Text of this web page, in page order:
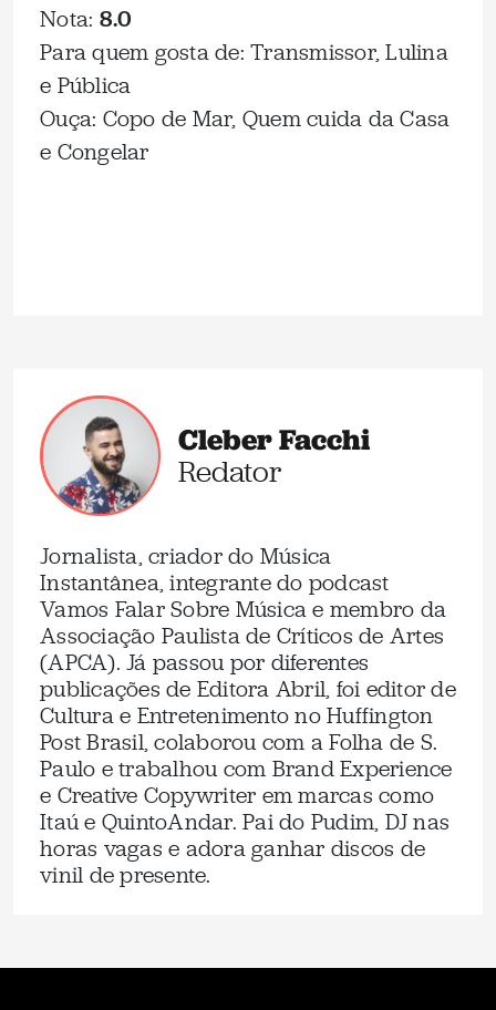
Nota: 8.0
Para quem gosta de: Transmissor, Lulina
e Pública
Ouça: Copo de Mar, Quem cuida da Casa
e Congelar
Cleber Facchi
Redator
Jornalista, criador do Música
Instantânea, integrante do podcast
Vamos Falar Sobre Música e membro da
Associação Paulista de Críticos de Artes
(APCA). Já passou por diferentes
publicações de Editora Abril, foi editor de
Cultura e Entretenimento no Huffington
Post Brasil, colaborou com a Folha de S.
Paulo e trabalhou com Brand Experience
e Creative Copywriter em marcas como
Itaú e QuintoAndar. Pai do Pudim, DJ nas
horas vagas e adora ganhar discos de
vinil de presente.